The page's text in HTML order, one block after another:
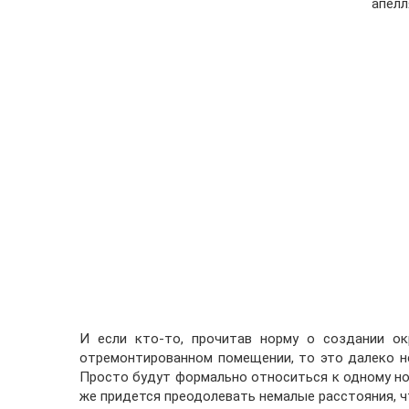
И если кто-то, прочитав норму о создании
отремонтированном помещении, то это далеко
Просто будут формально относиться к одному
же придется преодолевать немалые расстояния,